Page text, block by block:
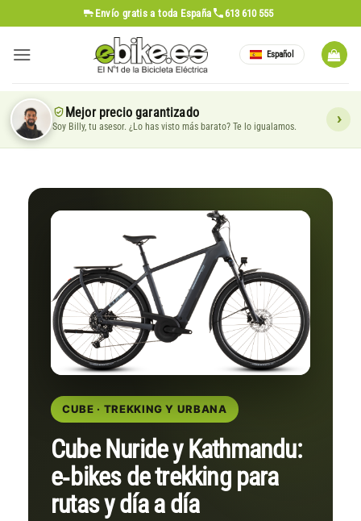
al
contenido
Envío gratis a toda España 613 610 555
Español
Mejor precio garantizado
Soy Billy, tu asesor. ¿Lo has visto más barato? Te lo igualamos.
CUBE · TREKKING Y URBANA
Cube Nuride y Kathmandu:
e‑bikes de trekking para
rutas y día a día